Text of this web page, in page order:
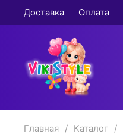
Доставка Оплата
Главная Каталог